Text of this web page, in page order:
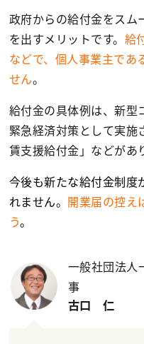
政府からの給付金をスム
を出すメリットです。 給
などで、個人事業主であ
せん。
給付金の具体例は、新型
緊急経済対策として実施
賃支援給付金」などがあ
今後も新たな給付金制度
れません。 開業届の控え
う。
一般社団法
事
古口 仁